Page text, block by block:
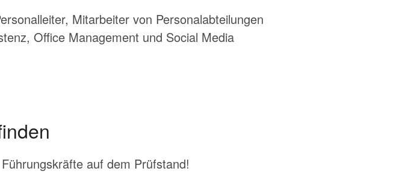
Mitarbeiter von Personalabteilungen
Office Management und Social Media
auf dem Prüfstand!